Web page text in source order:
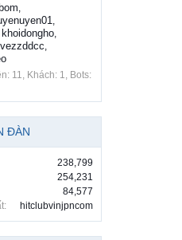
khoidongho
11, Khách: 1, Bots:
ĐÀN
238,799
254,231
84,577
hitclubvinjpncom